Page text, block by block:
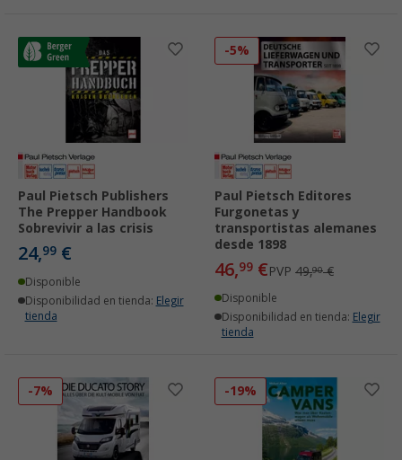
Paul Pietsch Publishers
The Prepper Handbook
Sobrevivir a las crisis
24,99 €
Disponible
Disponibilidad en tienda: Elegir
tienda
-5%
Paul Pietsch Editores
Furgonetas y
transportistas alemanes
desde 1898
46,99 €PVP 49,90€
Disponible
Disponibilidad en tienda: Elegir
tienda
-7% -19%